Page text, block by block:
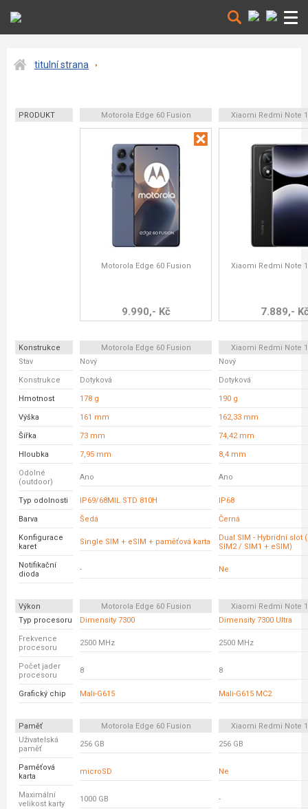
titulní strana
PRODUKT Motorola Edge 60 Fusion Xiaomi Redmi Note
Motorola Edge 60 Fusion
9.990,- Kč
Xiaomi Redmi Note
7.889,-
Konstrukce Motorola Edge 60 Fusion
Xiaomi Redmi Note
Stav
Nový Nový
Konstrukce Dotyková Dotyková
Hmotnost 178 g 190 g
Výška 161 mm 162,33 mm
Šířka 73 mm 74,42 mm
Hloubka 7,95 mm 8,4 mm
Odolné
(outdoor)
Ano Ano
Typ odolnosti IP69/68MIL STD 810H IP68
Barva Šedá Černá
Konfigurace
karet
Single SIM + eSIM + paměťová karta
Dual SIM - Hybridní slot
SIM2 / SIM1 + eSIM)
Notifikační
dioda
- Ne
Výkon Motorola Edge 60 Fusion
Xiaomi Redmi Note
Typ procesoru
Dimensity 7300 Dimensity 7300 Ultra
Frekvence
procesoru
2500 MHz 2500 MHz
Počet jader
procesoru
8 8
Grafický chip Mali-G615 Mali-G615 MC2
Paměť Motorola Edge 60 Fusion
Xiaomi Redmi Note
Uživatelská
paměť
256 GB 256 GB
Paměťová
karta
microSD Ne
Maximální
velikost karty
1000 GB -